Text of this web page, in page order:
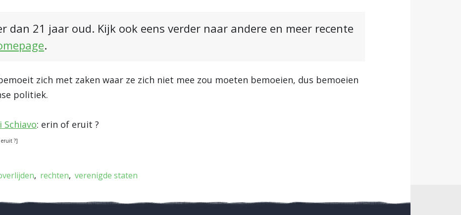
dan 21 jaar oud. Kijk ook eens verder naar andere en meer recente
.
zich met zaken waar ze zich niet mee zou moeten bemoeien, dus bemoeien
politiek.
Schiavo: erin of eruit ?
?]
rechten verenigde staten